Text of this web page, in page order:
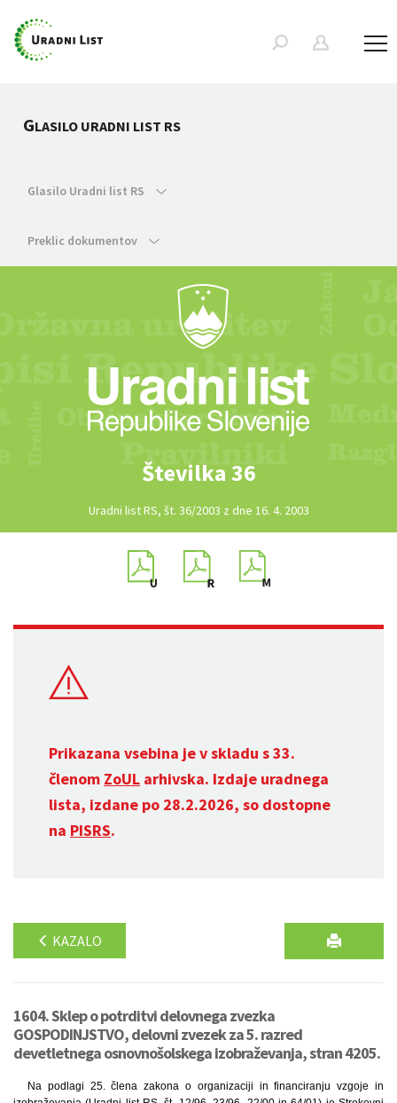
GLASILO URADNI LIST RS
Glasilo Uradni list RS
Preklic dokumentov
Številka 36
Uradni list RS, št. 36/2003 z dne 16. 4. 2003
Prikazana vsebina je v skladu s 33.
členom ZoUL arhivska. Izdaje uradnega
lista, izdane po 28.2.2026, so dostopne
na PISRS.
KAZALO
1604. Sklep o potrditvi delovnega zvezka
GOSPODINJSTVO, delovni zvezek za 5. razred
devetletnega osnovnošolskega izobraževanja, stran 4205.
Na podlagi 25. člena zakona o organizaciji in financiranju vzgoje in